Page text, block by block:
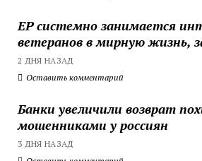
ЕР системно занимается
ветеранов в мирную жизнь,
2 ДНЯ НАЗАД
Оставить комментарий
Банки увеличили возврат
мошенниками у россиян
3 ДНЯ НАЗАД